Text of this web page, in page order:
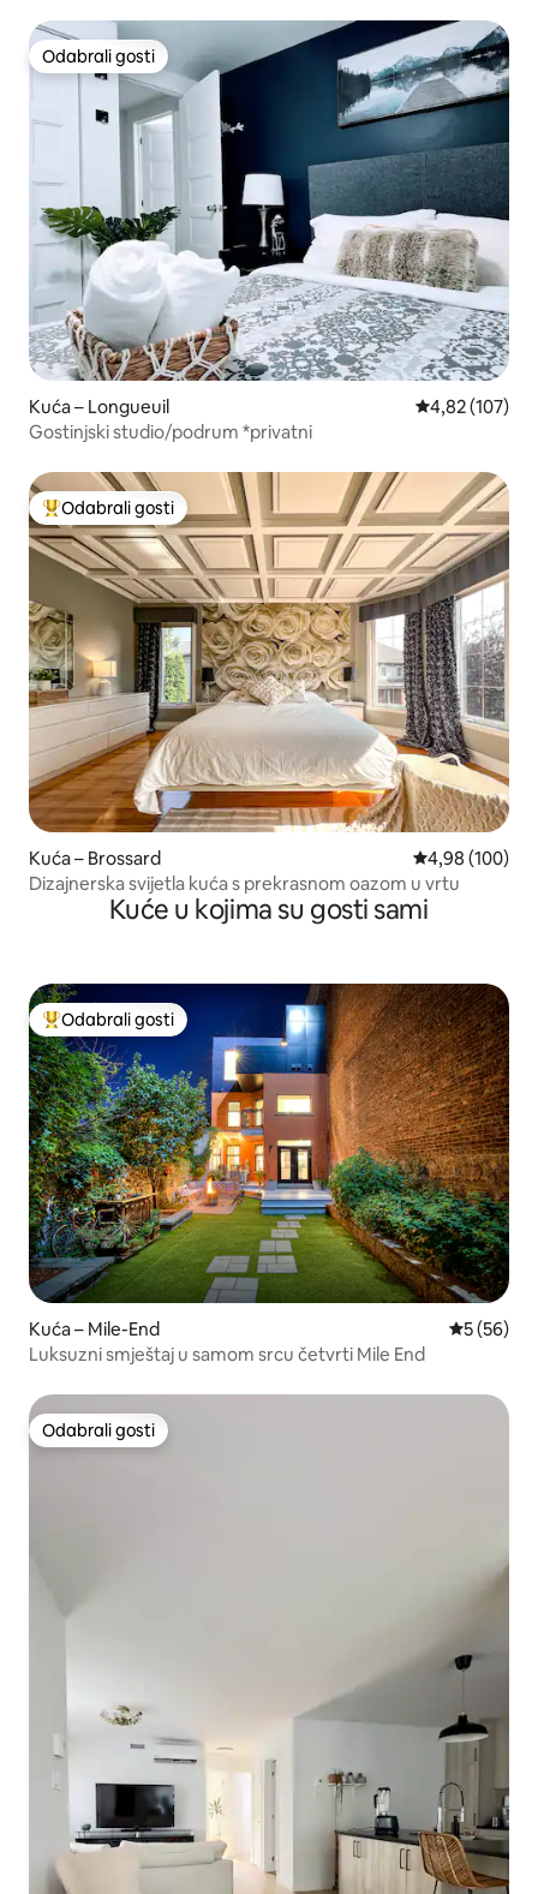
Odabrali gosti
Odabrali gosti
Kuća – Longueuil Prosječna
4,82 (107)
Gostinjski studio/podrum *privatni
Među najviše rangiranima s oznakom „Odabrali gosti”
Odabrali gosti
Kuća – Brossard Prosječna
4,98 (100)
Dizajnerska svijetla kuća s prekrasnom oazom u vrtu
Kuće u kojima su gosti sami
Među najviše rangiranima s oznakom „Odabrali gosti”
Odabrali gosti
Kuća – Mile-End Prosječna
5 (56)
Luksuzni smještaj u samom srcu četvrti Mile End
Odabrali gosti
Odabrali gosti